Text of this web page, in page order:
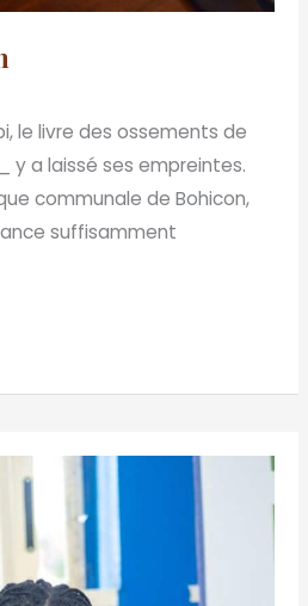
le livre des ossements de
y a laissé ses empreintes.
communale de Bohicon,
suffisamment